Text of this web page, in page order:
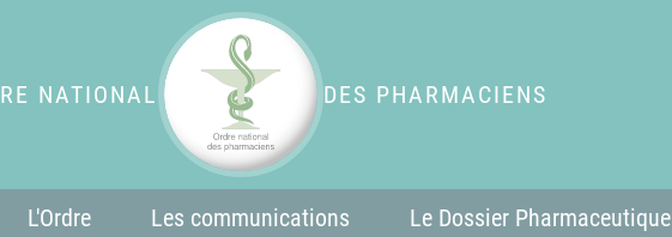
NATIONAL DES PHARMACIENS
L'Ordre Les communications Le Dossier Pharmaceutique